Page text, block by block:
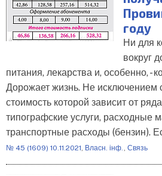
году
Ни для
вокруг
питания, лекарства и, особенно, -
Дорожает жизнь. Не исключением
стоимость которой зависит от
типографские услуги, расходные
транспортные расходы (бензин).
№ 45 (1609) 10.11.2021, Власн. інф. , Связь